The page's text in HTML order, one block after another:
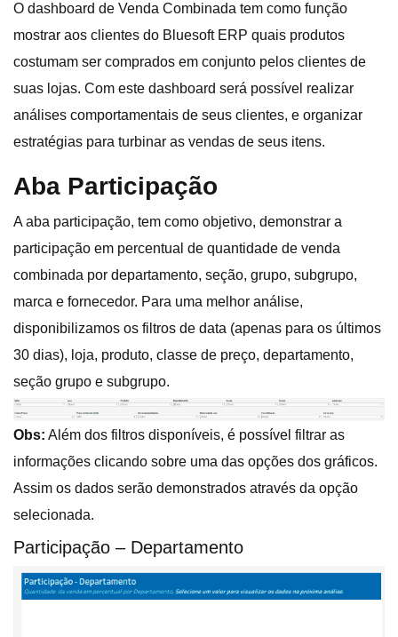
O dashboard de Venda Combinada tem como função
mostrar aos clientes do Bluesoft ERP quais produtos
costumam ser comprados em conjunto pelos clientes de
suas lojas. Com este dashboard será possível realizar
análises comportamentais de seus clientes, e organizar
estratégias para turbinar as vendas de seus itens.
Aba Participação
A aba participação, tem como objetivo, demonstrar a
participação em percentual de quantidade de venda
combinada por departamento, seção, grupo, subgrupo,
marca e fornecedor. Para uma melhor análise,
disponibilizamos os filtros de data (apenas para os últimos
30 dias), loja, produto, classe de preço, departamento,
seção grupo e subgrupo.
Obs: Além dos filtros disponíveis, é possível filtrar as
informações clicando sobre uma das opções dos gráficos.
Assim os dados serão demonstrados através da opção
selecionada.
Participação – Departamento